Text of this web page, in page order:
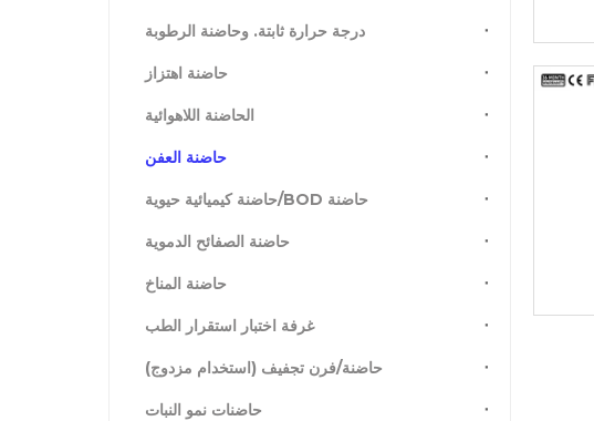
درجة حرارة ثابتة. وحاضنة الرطوبة
حاضنة اهتزاز
الحاضنة اللاهوائية
حاضنة العفن
حاضنة BOD/حاضنة كيميائية حيوية
حاضنة الصفائح الدموية
حاضنة المناخ
غرفة اختبار استقرار الطب
حاضنة/فرن تجفيف (استخدام مزدوج)
حاضنات نمو النبات